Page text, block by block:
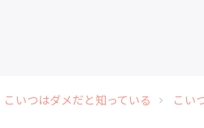
こいつはダメだと知っている chevron_right こい